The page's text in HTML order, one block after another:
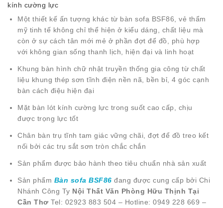
kính cường lực
Một thiết kế ấn tượng khác từ bàn sofa BSF86, vẻ thẩm
mỹ tinh tế không chỉ thể hiện ở kiểu dáng, chất liệu mà
còn ở sự cách tân mới mẻ ở phần đợt để đồ, phù hợp
với không gian sống thanh lịch, hiện đại và linh hoạt
Khung bàn hình chữ nhật truyền thống gia công từ chất
liệu khung thép sơn tĩnh điện nền nã, bền bỉ, 4 góc cạnh
bàn cách điệu hiện đại
Mặt bàn lót kính cường lực trong suốt cao cấp, chịu
được trọng lực tốt
Chân bàn trụ tĩnh tam giác vững chãi, đợt để đồ treo kết
nối bởi các trụ sắt sơn tròn chắc chắn
Sản phẩm được bảo hành theo tiêu chuẩn nhà sản xuất
Sản phẩm Bàn sofa BSF86 đang được cung cấp bởi Chi
Nhánh Công Ty Nội Thất Văn Phòng Hữu Thịnh Tại
Cần Thơ Tel: 02923 883 504 – Hotline: 0949 228 669 –